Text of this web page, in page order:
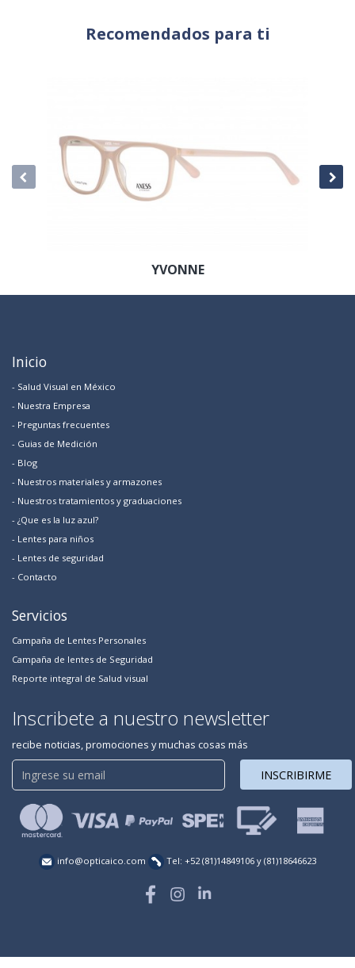
Recomendados para ti
YVONNE
Inicio
- Salud Visual en México
- Nuestra Empresa
- Preguntas frecuentes
- Guias de Medición
- Blog
- Nuestros materiales y armazones
- Nuestros tratamientos y graduaciones
- ¿Que es la luz azul?
- Lentes para niños
- Lentes de seguridad
- Contacto
Servicios
Campaña de Lentes Personales
Campaña de lentes de Seguridad
Reporte integral de Salud visual
Inscribete a nuestro newsletter
recibe noticias, promociones y muchas cosas más
INSCRIBIRME
info@opticaico.com Tel: +52 (81)14849106 y (81)18646623